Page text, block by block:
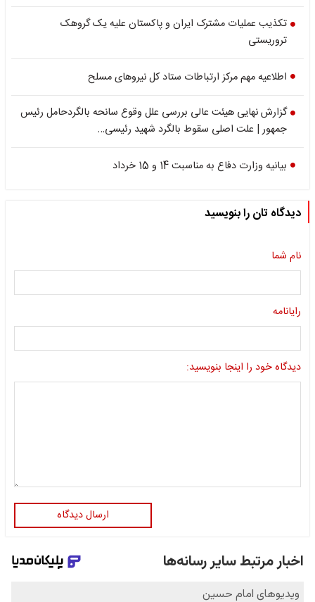
تکذیب عملیات مشترک ایران و پاکستان علیه یک گروهک
تروریستی
اطلاعیه مهم مرکز ارتباطات ستاد کل نیروهای مسلح
گزارش نهایی هیئت عالی بررسی علل وقوع سانحه بالگردحامل رئیس
جمهور | علت اصلی سقوط بالگرد شهید رئیسی…
بیانیه وزارت دفاع به مناسبت 14 و 15 خرداد
دیدگاه تان را بنویسید
نام شما
رایانامه
دیدگاه خود را اینجا بنویسید:
ارسال دیدگاه